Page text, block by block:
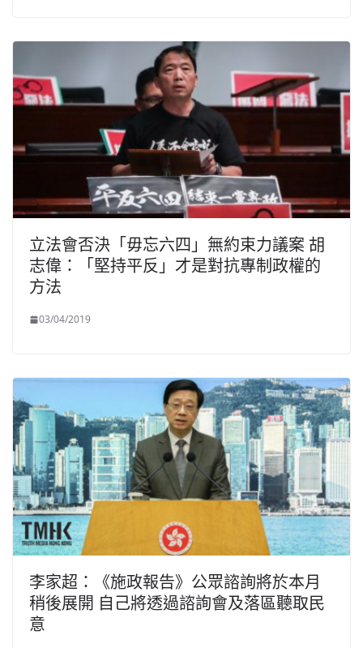
立法會否決「毋忘六四」無約束力議案 胡
志偉：「堅持平反」才是對抗專制政權的
方法
03/04/2019
李家超：《施政報告》公眾諮詢將於本月
稍後展開 自己將透過諮詢會及落區聽取民
意